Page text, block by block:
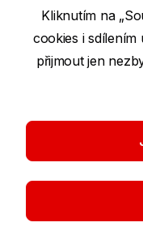
Podmínky používání
Prohlášení o
Ochrana osobních
©2026 Komerční
Kliknutím na
cookies i sdílením
přijmout jen